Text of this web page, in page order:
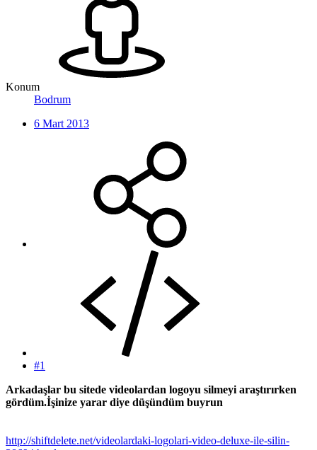
Konum
Bodrum
6 Mart 2013
#1
Arkadaşlar bu sitede videolardan logoyu silmeyi araştırırken
gördüm.İşinize yarar diye düşündüm buyrun
http://shiftdelete.net/videolardaki-logolari-video-deluxe-ile-silin-